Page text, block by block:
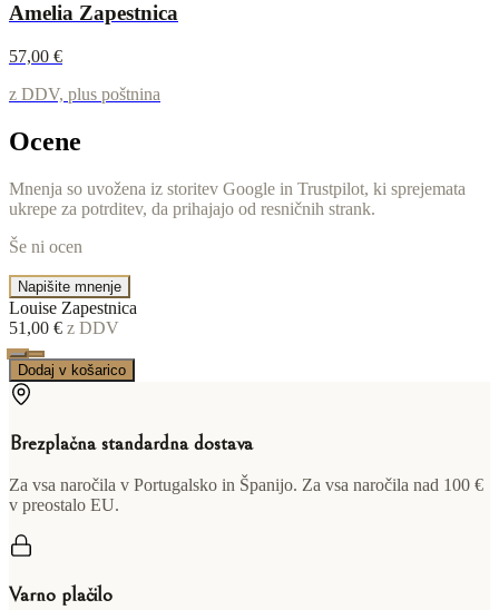
Amelia Zapestnica
57,00 €
z DDV, plus poštnina
Ocene
Mnenja so uvožena iz storitev Google in Trustpilot, ki sprejemata
ukrepe za potrditev, da prihajajo od resničnih strank.
Še ni ocen
Napišite mnenje
Louise Zapestnica
51,00 € z DDV
Dodaj v košarico
Brezplačna standardna dostava
Za vsa naročila v Portugalsko in Španijo. Za vsa naročila nad 100 €
v preostalo EU.
Varno plačilo